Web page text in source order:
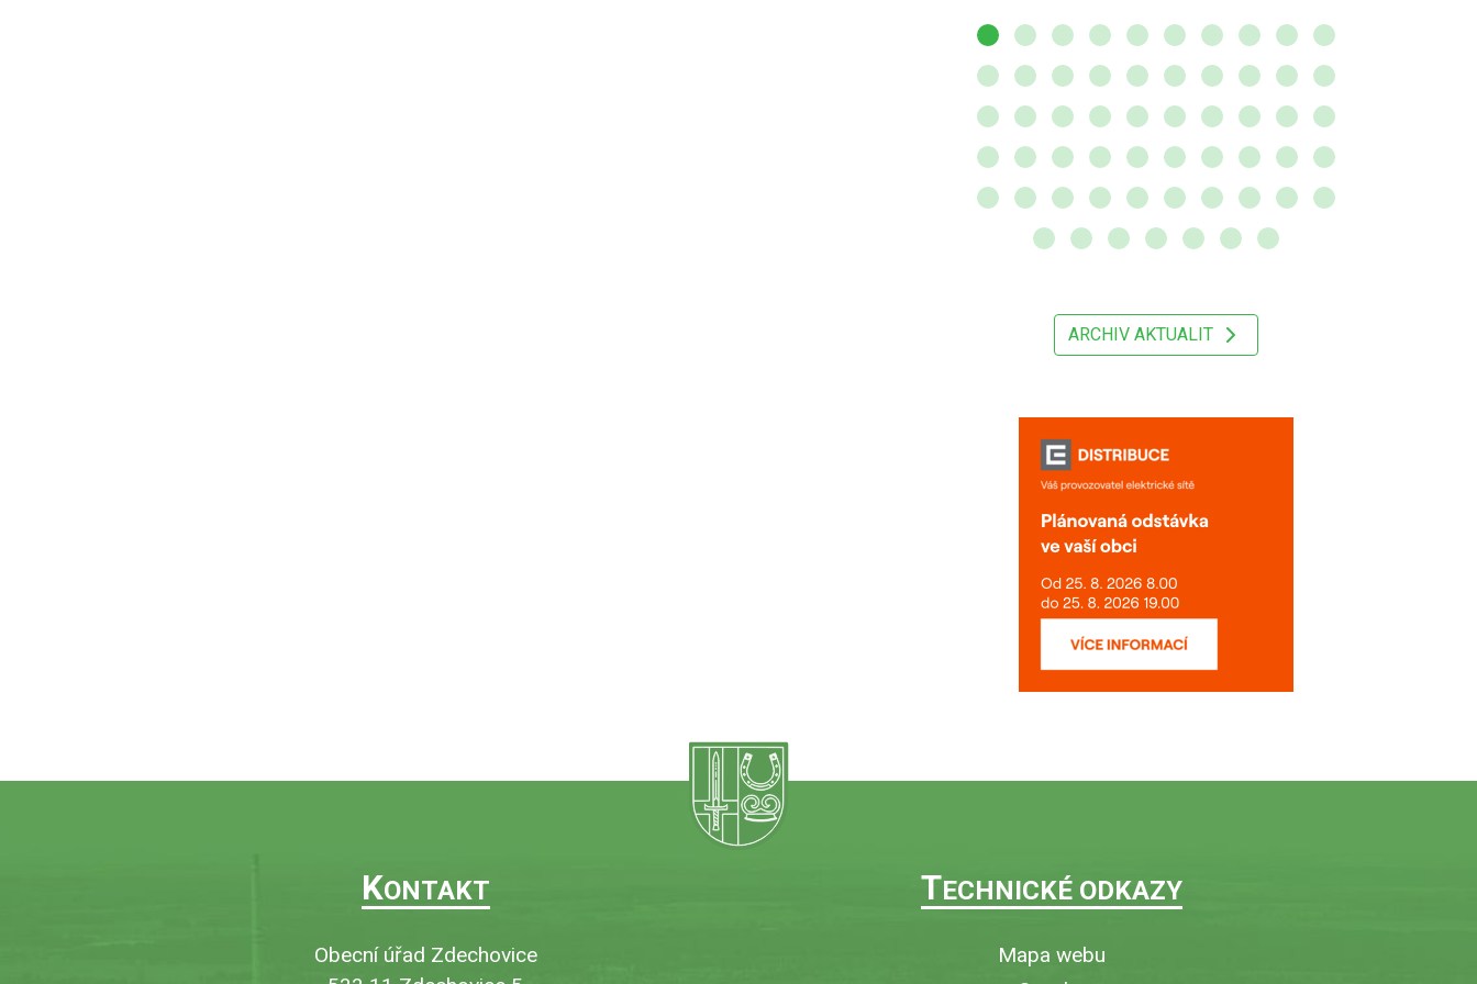
ARCHIV AKTUALIT
KONTAKT
Obecní úřad Zdechovice
TECHNICKÉ ODKAZY
Mapa webu